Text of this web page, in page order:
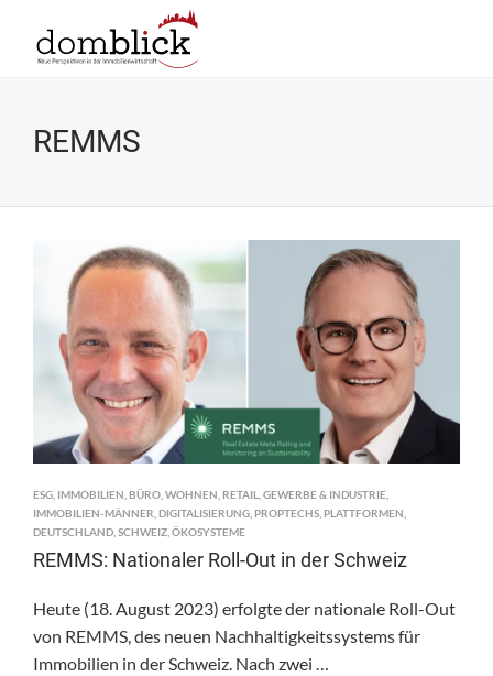
REMMS
ESG IMMOBILIEN BÜRO WOHNEN RETAIL GEWERBE & INDUSTRIE
IMMOBILIEN-MÄNNER DIGITALISIERUNG PROPTECHS PLATTFORMEN
DEUTSCHLAND SCHWEIZ ÖKOSYSTEME
REMMS: Nationaler Roll-Out in der Schweiz
Heute (18. August 2023) erfolgte der nationale Roll-Out
von REMMS, des neuen Nachhaltigkeitssystems für
Immobilien in der Schweiz. Nach zwei …